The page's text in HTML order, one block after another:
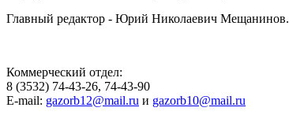
Главный редактор - Юрий Николаевич Мещанинов.
Коммерческий отдел:
8 (3532) 74-43-26, 74-43-90
E-mail: gazorb12@mail.ru и gazorb10@mail.ru